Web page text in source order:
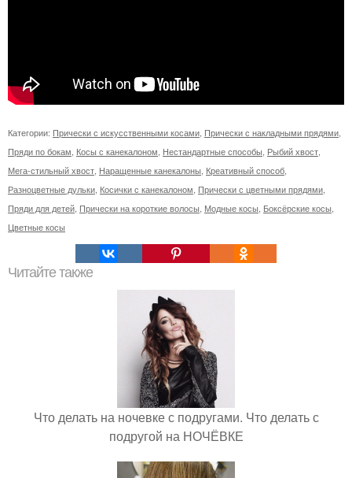
Категории: Прически с искусственными косами, Прически с накладными прядями,
Пряди по бокам, Косы с канекалоном, Нестандартные способы, Рыбий хвост,
Мега-стильный хвост, Наращенные канекалоны, Креативный способ,
Разноцветные дульки, Косички с канекалоном, Прически с цветными прядями,
Пряди для детей, Прически на короткие волосы, Модные косы, Боксёрские косы,
Цветные косы
Читайте также
Что делать на ночевке с подругами. Что делать с
подругой на НОЧЁВКЕ